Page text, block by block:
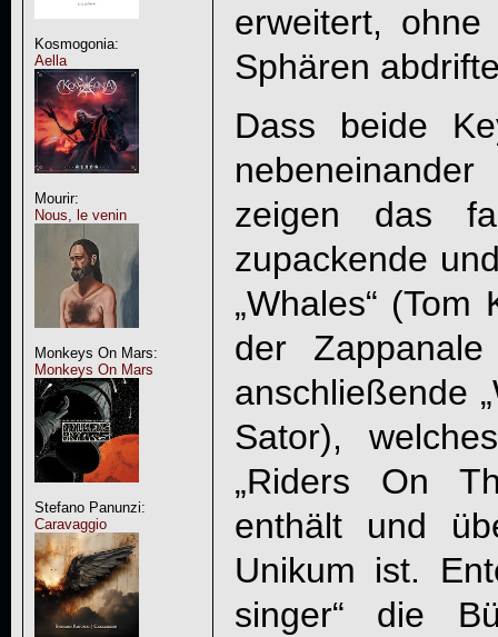
Kosmogonia:
Aella
Mourir:
Nous, le venin
Monkeys On Mars:
Monkeys On Mars
Stefano Panunzi:
Caravaggio
erweitert,
Sphären
Dass beide
zeigen das
zupackende
„Whales“
der
anschließende
Sator),
„Riders On
enthält und
Unikum ist.
singer“ die